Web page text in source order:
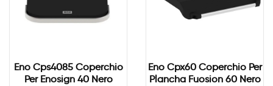
Eno Cps4085 Coperchio
Per Enosign 40 Nero
Eno Cpx60 Coperchio Per
Plancha Fuosion 60 Nero